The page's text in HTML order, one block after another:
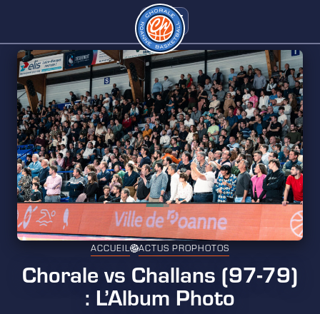
ACCUEIL ACTUS PROPHOTOS
Chorale vs Challans (97-79)
: L’Album Photo